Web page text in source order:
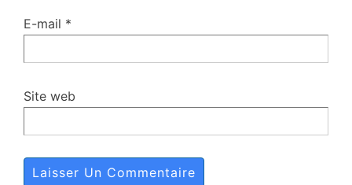
E-mail *
Site web